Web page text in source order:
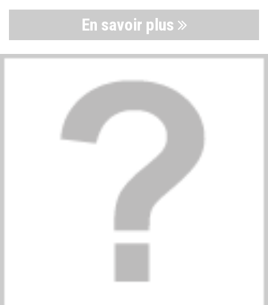
En savoir plus